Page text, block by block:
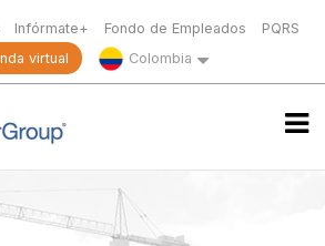
Infórmate+ Fondo de Empleados
PQRS
virtual
Colombia